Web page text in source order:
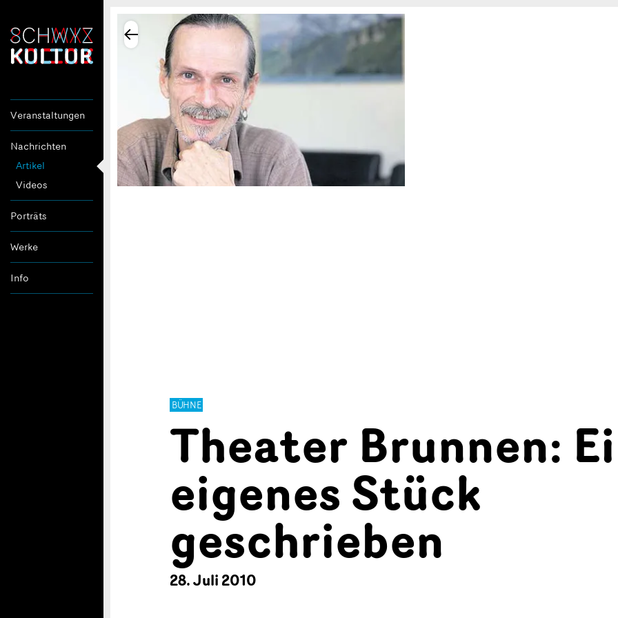
Veranstaltungen
Nachrichten
Artikel
Videos
Porträts
Werke
Info
BÜHNE
Theater Brunnen:
eigenes Stück
geschrieben
28. Juli 2010